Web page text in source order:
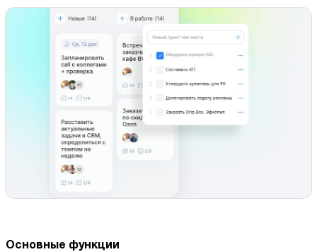
Основные функции